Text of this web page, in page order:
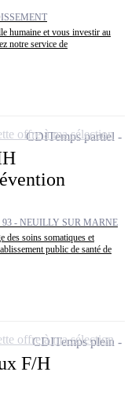
humaine et vous investir au
notre service de
93 - NEUILLY SUR MARNE
des soins somatiques et
public de santé de
CDITemps partiel
offre à ma sélection
F/H
CDITemps plein
offre à ma sélection